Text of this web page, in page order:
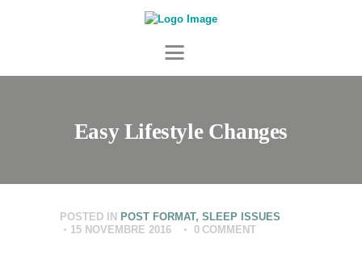
Easy Lifestyle Changes
ZOOTHÉRAPIE
NOUS JOINDRE
POSTED IN POST FORMAT, SLEEP ISSUES
15 NOVEMBRE 2016
0 COMMENT